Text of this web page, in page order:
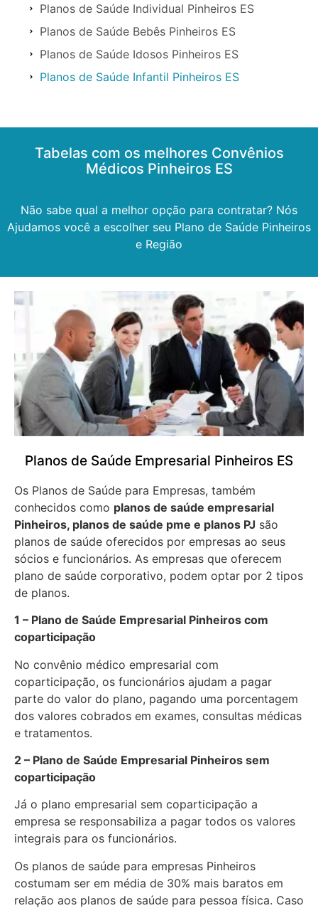
Planos de Saúde Individual Pinheiros ES
Planos de Saúde Bebês Pinheiros ES
Planos de Saúde Idosos Pinheiros ES
Planos de Saúde Infantil Pinheiros ES
Tabelas com os melhores Convênios
Médicos Pinheiros ES
Não sabe qual a melhor opção para contratar? Nós
Ajudamos você a escolher seu Plano de Saúde Pinheiros
e Região
Planos de Saúde Empresarial Pinheiros ES
Os Planos de Saúde para Empresas, também
conhecidos como planos de saúde empresarial
Pinheiros, planos de saúde pme e planos PJ são
planos de saúde oferecidos por empresas ao seus
sócios e funcionários. As empresas que oferecem
plano de saúde corporativo, podem optar por 2 tipos
de planos.
1 – Plano de Saúde Empresarial Pinheiros com
coparticipação
No convênio médico empresarial com
coparticipação, os funcionários ajudam a pagar
parte do valor do plano, pagando uma porcentagem
dos valores cobrados em exames, consultas médicas
e tratamentos.
2 – Plano de Saúde Empresarial Pinheiros sem
coparticipação
Já o plano empresarial sem coparticipação a
empresa se responsabiliza a pagar todos os valores
integrais para os funcionários.
Os planos de saúde para empresas Pinheiros
costumam ser em média de 30% mais baratos em
relação aos planos de saúde para pessoa física. Caso